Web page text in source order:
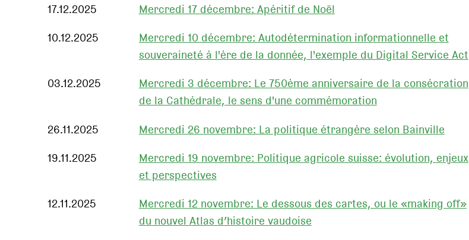
17.12.2025
Mercredi 17 décembre: Apéritif de Noël
10.12.2025
Mercredi 10 décembre: Autodétermination informationnelle et
souveraineté à l'ère de la donnée, l'exemple du Digital Service Act
03.12.2025
Mercredi 3 décembre: Le 750ème anniversaire de la consécration
de la Cathédrale, le sens d'une commémoration
26.11.2025
Mercredi 26 novembre: La politique étrangère selon Bainville
19.11.2025
Mercredi 19 novembre: Politique agricole suisse: évolution, enjeux
et perspectives
12.11.2025
Mercredi 12 novembre: Le dessous des cartes, ou le «making off»
du nouvel Atlas d’histoire vaudoise